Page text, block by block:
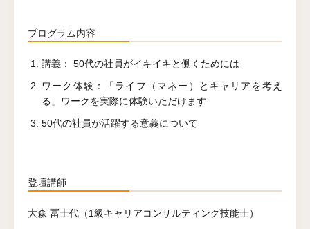
プログラム内容
講義： 50代の社員がイキイキと働くためには
ワーク体験：「ライフ（マネー）とキャリアを考え
る」ワークを実際に体験いただけます
50代の社員が活躍する意義について
登壇講師
大森 冨士代 （1級キャリアコンサルティング技能士）